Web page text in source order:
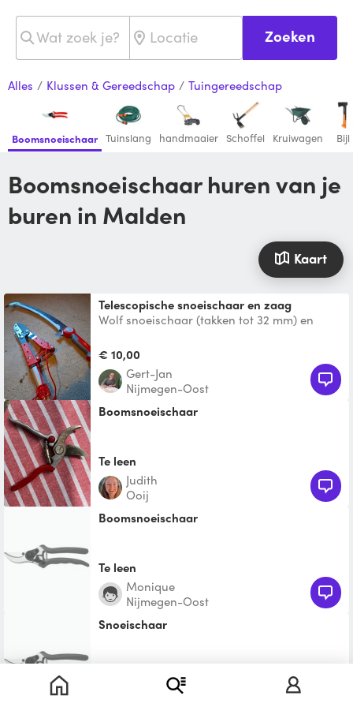
Zoeken
Alles / Klussen & Gereedschap / Tuingereedschap
Boomsnoeischaar Tuinslang handmaaier Schoffel Kruiwagen Bijl
Boomsnoeischaar huren van je
buren in Malden
Kaart
Telescopische snoeischaar en zaag
Wolf snoeischaar (takken tot 32 mm) en
€ 10,00
Gert-Jan
Nijmegen-Oost
Boomsnoeischaar
Te leen
Judith
Ooij
Boomsnoeischaar
Te leen
Monique
Nijmegen-Oost
snoeischaar
Jochanan